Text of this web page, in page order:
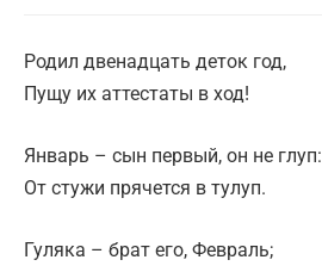
Родил двенадцать деток год,
Пущу их аттестаты в ход!
Январь – сын первый, он не глуп:
От стужи прячется в тулуп.
Гуляка – брат его, Февраль;